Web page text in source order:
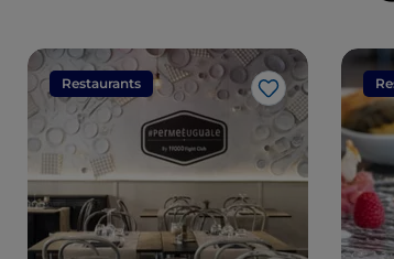
Restaurants
J’aime